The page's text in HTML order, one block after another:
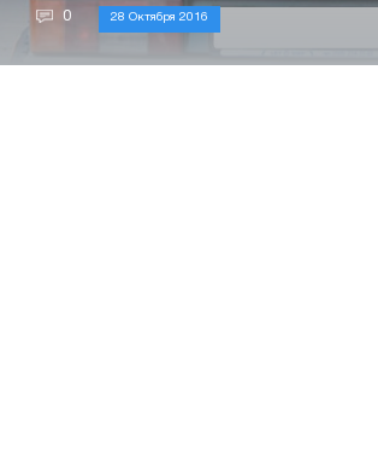
0 28 Октября 2016